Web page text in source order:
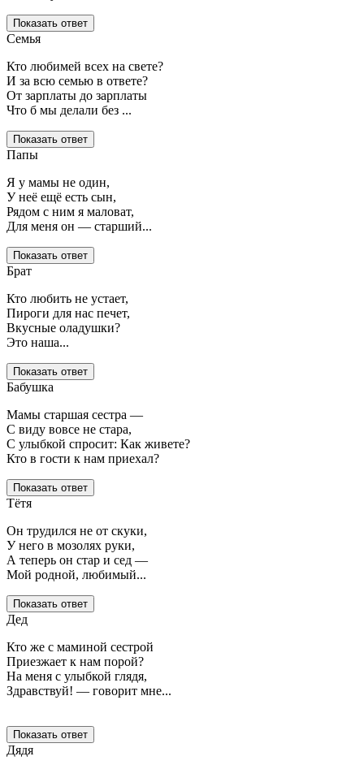
Показать ответ
Семья
Кто любимей всех на свете?
И за всю семью в ответе?
От зарплаты до зарплаты
Что б мы делали без ...
Показать ответ
Папы
Я у мамы не один,
У неё ещё есть сын,
Рядом с ним я маловат,
Для меня он — старший...
Показать ответ
Брат
Кто любить не устает,
Пироги для нас печет,
Вкусные оладушки?
Это наша...
Показать ответ
Бабушка
Мамы старшая сестра —
С виду вовсе не стара,
С улыбкой спросит: Как живете?
Кто в гости к нам приехал?
Показать ответ
Тётя
Он трудился не от скуки,
У него в мозолях руки,
А теперь он стар и сед —
Мой родной, любимый...
Показать ответ
Дед
Кто же с маминой сестрой
Приезжает к нам порой?
На меня с улыбкой глядя,
Здравствуй! — говорит мне...
Показать ответ
Дядя